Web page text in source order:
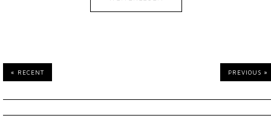
« RECENT PREVIOUS »